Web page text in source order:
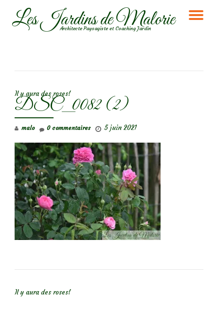
AllerLes Jardins de Malorie
Architecte Paysagiste et Coaching Jardin
Il y aura des roses!
DSC_0082 (2)
malo 5 juin 2021
0 commentaires
Il y aura des roses!